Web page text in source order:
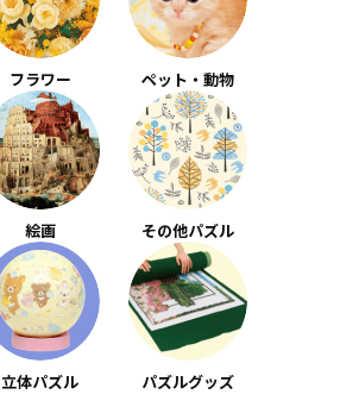
フラワー ペット・動物
絵画 その他パズル
立体パズル パズルグッズ